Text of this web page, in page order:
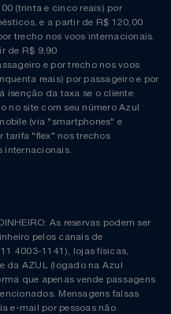
(trinta e cinco reais) por
e a partir de R$ 120,00
trecho nos voos internacionais.
de R$ 9,90
e por trecho nos voos
reais) por passageiro e por
isenção da taxa se o cliente
no site com seu número Azul
(via "smartphones" e
tarifa "flex" nos trechos
internacionais.
As reservas podem ser
pelos canais de
4003-1141), lojas físicas,
da AZUL (logado na Azul
que apenas vende passagens
Mensagens falsas
e-mail por pessoas não